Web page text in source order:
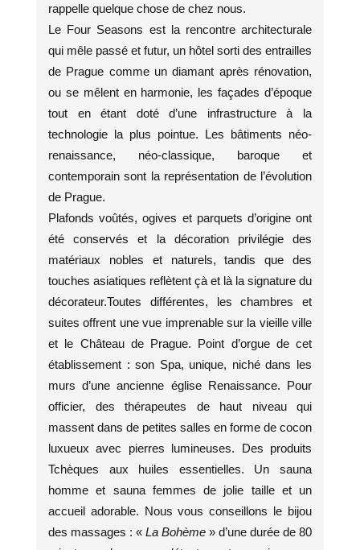
rappelle quelque chose de chez nous.
Le Four Seasons est la rencontre architecturale
qui mêle passé et futur, un hôtel sorti des entrailles
de Prague comme un diamant après rénovation,
ou se mêlent en harmonie, les façades d’époque
tout en étant doté d’une infrastructure à la
technologie la plus pointue. Les bâtiments néo-
renaissance, néo-classique, baroque et
contemporain sont la représentation de l’évolution
de Prague.
Plafonds voûtés, ogives et parquets d’origine ont
été conservés et la décoration privilégie des
matériaux nobles et naturels, tandis que des
touches asiatiques reflètent çà et là la signature du
décorateur.Toutes différentes, les chambres et
suites offrent une vue imprenable sur la vieille ville
et le Château de Prague. Point d’orgue de cet
établissement : son Spa, unique, niché dans les
murs d’une ancienne église Renaissance. Pour
officier, des thérapeutes de haut niveau qui
massent dans de petites salles en forme de cocon
luxueux avec pierres lumineuses. Des produits
Tchèques aux huiles essentielles. Un sauna
homme et sauna femmes de jolie taille et un
accueil adorable. Nous vous conseillons le bijou
des massages : « La Bohème » d’une durée de 80